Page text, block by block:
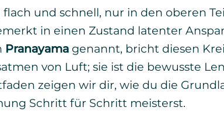
und schnell, nur in den oberen
in einen Zustand latenter
Pranayamagenannt, bricht diesen
von Luft; sie ist die bewusste
zeigen wir dir, wie du die
Schritt für Schritt meisterst.